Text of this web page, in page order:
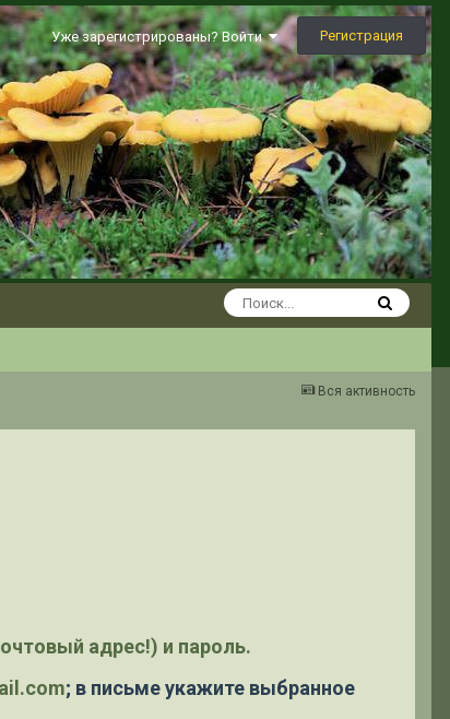
Уже зарегистрированы? Войти Регистрация
Вся активность
адрес!) и пароль.
; в письме укажите выбранное